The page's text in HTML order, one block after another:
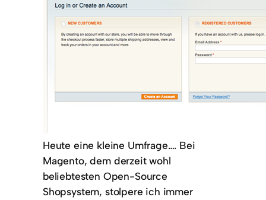
Heute eine kleine Umfrage…. Bei
Magento, dem derzeit wohl
beliebtesten Open-Source
Shopsystem, stolpere ich immer